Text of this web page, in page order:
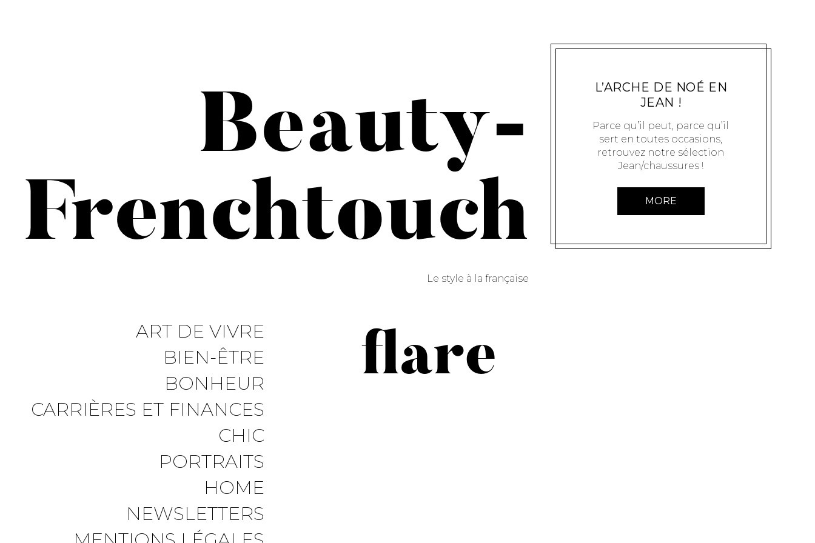
Beauty-
Frenchtouch
Le style à la française
ART DE VIVRE
BIEN-ÊTRE
BONHEUR
CARRIÈRES ET FINANCES
CHIC
PORTRAITS
HOME
NEWSLETTERS
flare
L’ARCHE DE NOÉ EN
JEAN !
Parce qu’il peut, parce qu’il
sert en toutes occasions,
retrouvez notre sélection
Jean/chaussures !
MORE